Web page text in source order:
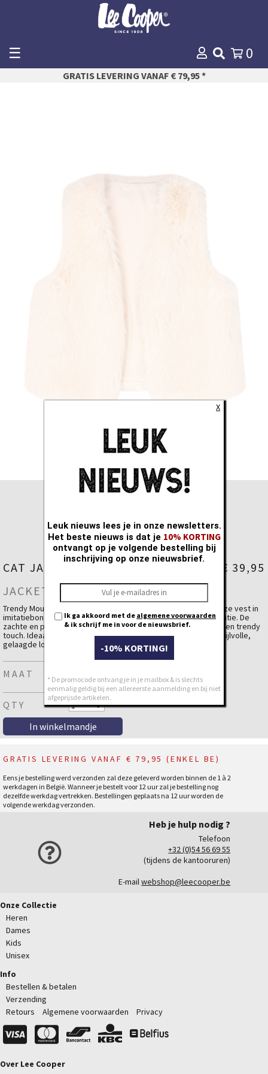
☰ 0
WINKELMANDJE
AFREKENEN
GRATIS LEVERING VANAF € 79,95 *
CAT JACKET
€ 39,95
JACKET IN PLUIZIGE STOF
Trendy Mouwloos Vest – Zacht & Stijlvol Dit modieuze mouwloze vest in
imitatiebont is een perfecte combinatie van warmte en elegantie. De
zachte en pluizige stof voelt heerlijk aan en geeft elke outfit een trendy
touch. Ideaal om te dragen over een trui of blouse voor een stijlvolle,
gelaagde look.
✔ Modieus en comfortabel
✔ Gemaakt van zacht imitatiebont
✔ Perfect voor een trendy, gelaagde outfit
✔ Ideaal voor elk seizoen
Materiaal
Polyester
100 %
MAAT
QTY
GRATIS LEVERING VANAF € 79,95 (ENKEL BE)
Eens je bestelling werd verzonden zal deze geleverd worden binnen de 1 à 2
werkdagen in België. Wanneer je bestelt voor 12 uur zal je bestelling nog
dezelfde werkdag vertrekken. Bestellingen geplaats na 12 uur worden de
volgende werkdag verzonden.
Heb je hulp nodig ?
Telefoon
+32 (0)54 56 69 55
(tijdens de kantooruren)
E-mailwebshop@leecooper.be
Onze Collectie
Heren
Dames
Kids
Unisex
Info
Bestellen & betalen
Verzending
Retours
Algemene voorwaarden Privacy
Over Lee Cooper
X
Leuk nieuws lees je in onze newsletters.
Het beste nieuws is dat je 10% KORTING
ontvangt op je volgende bestelling bij
inschrijving op onze nieuwsbrief.
Ik ga akkoord met de algemene voorwaarden
& ik schrijf me in voor de nieuwsbrief.
-10% KORTING!
* De promocode ontvang je in je mailbox & is slechts
eenmalig geldig bij een allereerste aanmelding en bij niet
afgeprijsde artikelen.